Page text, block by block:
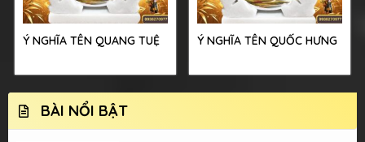
Ý NGHĨA TÊN QUANG TUỆ Ý NGHĨA TÊN QUỐC HƯNG
BÀI NỔI BẬT